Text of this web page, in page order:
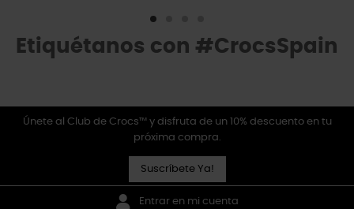
Etiquétanos con #CrocsSpain
Únete al Club de Crocs™ y disfruta de un 10% descuento en tu
próxima compra.
Suscríbete Ya!
Entrar en mi cuenta